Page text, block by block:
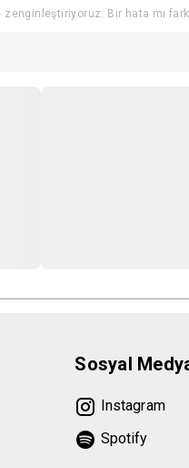
saklıdır.
mekanına almama
zenginleştiriyoruz. Bir hata mı
Sosyal
Instagram
Spotify